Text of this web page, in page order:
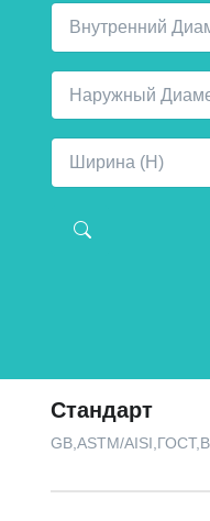
Стандарт
GB,ASTM/